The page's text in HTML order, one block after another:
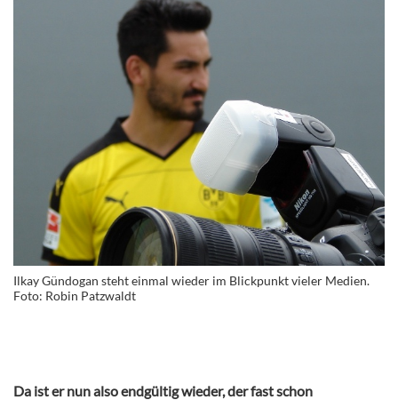
Ilkay Gündogan steht einmal wieder im Blickpunkt vieler Medien.
Foto: Robin Patzwaldt
Da ist er nun also endgültig wieder, der fast schon